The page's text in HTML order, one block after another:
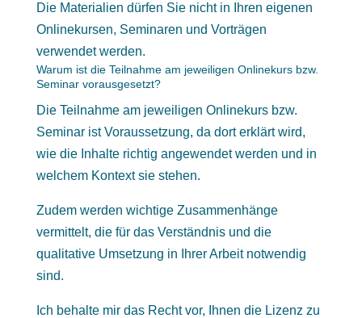
Die Materialien dürfen Sie nicht in Ihren eigenen
Onlinekursen, Seminaren und Vorträgen
verwendet werden.
Warum ist die Teilnahme am jeweiligen Onlinekurs bzw.
Seminar vorausgesetzt?
Die Teilnahme am jeweiligen Onlinekurs bzw.
Seminar ist Voraussetzung, da dort erklärt wird,
wie die Inhalte richtig angewendet werden und in
welchem Kontext sie stehen.
Zudem werden wichtige Zusammenhänge
vermittelt, die für das Verständnis und die
qualitative Umsetzung in Ihrer Arbeit notwendig
sind.
Ich behalte mir das Recht vor, Ihnen die Lizenz zu